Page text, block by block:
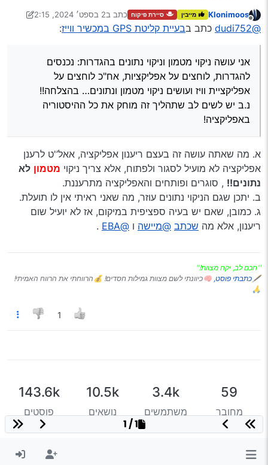
יש לו בעיות קליטה או מיקום אני עושה ניקוי מטמון וניקוי
נתונים בהגדרות: נכנסים להגדרות, לוחצים על אפליקציות,
נ.ב יש לשים לב שתהליך זה מוחק את כל ההיסטוריה
באפליקציה!
מנותק
Klonimoos מייבין סיירת פיקוח כתב ב2 בספט׳ 2024, 2:15
נערך לאחרונה על ידי Klonimoos9 בפבר׳ 2024, 2:15
@dudi752 כתב בבעיית קליטת GPS במכשיר ווייז :
אני עושה ניקוי מטמון וניקוי נתונים בהגדרות: נכנסים
להגדרות, לוחצים על אפליקציות, אח"כ לוחצים על
אפליקציית וויז ועושים ניקוי מטמון ונתונים… בהצלחה!!
נ.ב יש לשים לב שתהליך זה מוחק את כל ההיסטוריה
באפליקציה!
א. מה שאתה עושה זה בעצם ריענון אפליקציה, אאל’'ט לרענן
אפליקציה לא מועיל לסגור ולפתוח, אלא צריך ניקוי מטמון לא
נתונים!! , סוגרים ופותחים והאפליקציה מתרעננת.
ב. יתכן שגם הניקוי נתונים עוזר, מה שאני ראיתי אין לו תועלת.
ג. כמובן, שאם יש בעיה ספציפית במיקום, אז לא יועיל שום
ריענון, אלא מה שכתב @מיישה ו @EBA
.
''חכם לב, יקח מצוות!''
🖋 כתבתי פוסט, 🧠כיוונתי לשם מצוות גמילות חסדים! 💰הרווחתי את הרווח האמיתי!
🙏
1
59
מחובר
3.4k
משתמשים
10.5k
נושאים
143.6k
פוסטים
1 / 1